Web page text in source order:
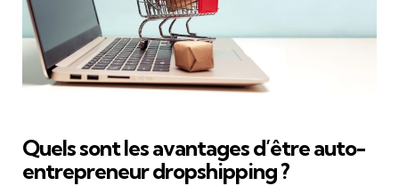
Quels sont les avantages d’être auto-
entrepreneur dropshipping ?